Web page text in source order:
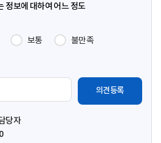
정보에 대하여 어느 정도
보통
불만족
당자